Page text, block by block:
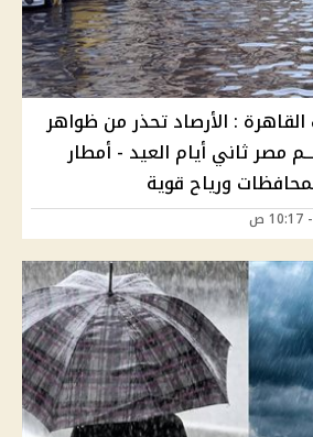
: الأرصاد تحذر من ظواهر
مصر ثاني أيام العيد - أمطار
ورياح قوية